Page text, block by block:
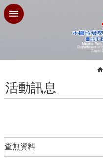
跳到主要內容區塊
活動訊息
查無資料